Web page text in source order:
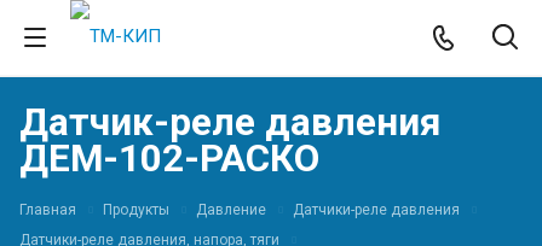
Датчик-реле давления
ДЕМ-102-РАСКО
Главная Продукты Давление
Датчики-реле давления
Датчики-реле давления, напора, тяги